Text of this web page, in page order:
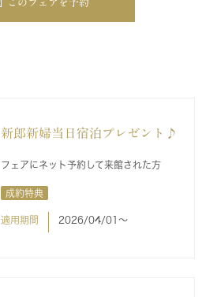
このフェアを予約
新郎新婦当日宿泊プレゼント♪
フェアにネット予約して来館された方
成約特典
適用期間 2026/04/01〜